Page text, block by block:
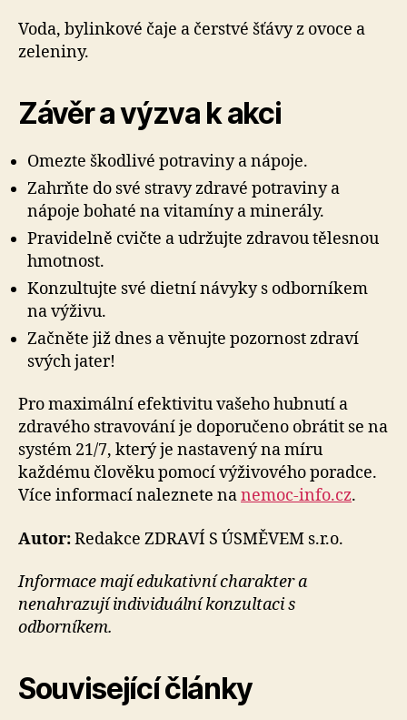
Voda, bylinkové čaje a čerstvé šťávy z ovoce a
zeleniny.
Závěr a výzva k akci
Omezte škodlivé potraviny a nápoje.
Zahrňte do své stravy zdravé potraviny a
nápoje bohaté na vitamíny a minerály.
Pravidelně cvičte a udržujte zdravou tělesnou
hmotnost.
Konzultujte své dietní návyky s odborníkem
na výživu.
Začněte již dnes a věnujte pozornost zdraví
svých jater!
Pro maximální efektivitu vašeho hubnutí a
zdravého stravování je doporučeno obrátit se na
systém 21/7, který je nastavený na míru
každému člověku pomocí výživového poradce.
Více informací naleznete nanemoc-info.cz.
Autor:Redakce ZDRAVÍ S ÚSMĚVEM s.r.o.
Informace mají edukativní charakter a
nenahrazují individuální konzultaci s
odborníkem.
Související články